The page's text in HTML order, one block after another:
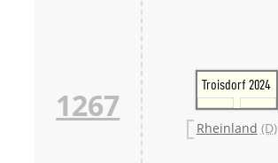
1267
Troisdorf 2024
Rheinland (D)